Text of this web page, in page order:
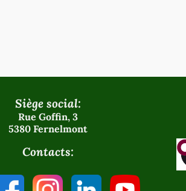
Siège social:
Rue Goffin, 3
5380 Fernelmont
Contacts: